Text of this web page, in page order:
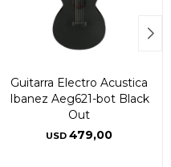
Guitarra Electro Acustica
Ibanez Aeg621-bot Black
Out
USD 479,00